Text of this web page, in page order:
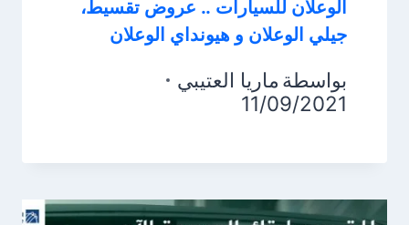
الوعلان للسيارات .. عروض تقسيط،
جيلي الوعلان و هيونداي الوعلان
بواسطة ماريا العتيبي
11/09/2021